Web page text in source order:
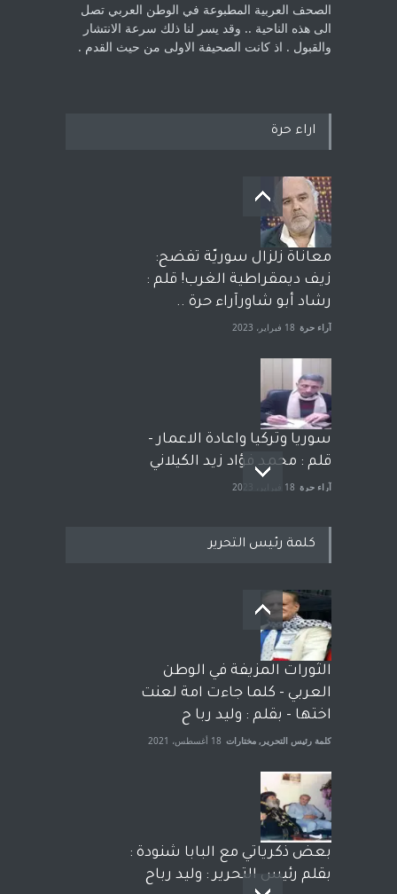
الصحف العربية المطبوعة في الوطن ‏العربي تصل
الى هذه الناحية .. وقد يسر لنا ذلك سرعة الانتشار
والقبول . اذ كانت ‏الصحيفة الاولى من حيث القدم . ‏
اراء حرة
معاناة زلزال سوريّة تفضح:
زيف ديمقراطية الغرب! قلم :
رشاد أبو شاورآراء حرة ..
آراء حرة 18 فبراير، 2023
سوريا وتركيا واعادة الاعمار -
قلم : محمد فؤاد زيد الكيلاني
آراء حرة 18 فبراير، 2023
بعد معارك قضائية طاحنة كتب
وترافع فيها بنفسه مرة اخرى..
الشيخ طارق يوسف يقهر
الحكومة الأمريكية ، فأعطوه
الجنسية عن يد وهم صاغرون،
آراء حرة مختارات 7 أبريل، 2023
كلمة رئيس التحرير
الثورات المزيفة في الوطن
العربي - كلما جاءت امة لعنت
اختها - بقلم : وليد ربا ح
كلمة رئيس التحرير , مختارات 18 أغسطس، 2021
بعض ذكرياتي مع البابا شنودة :
بقلم رئيس التحرير : وليد رباح